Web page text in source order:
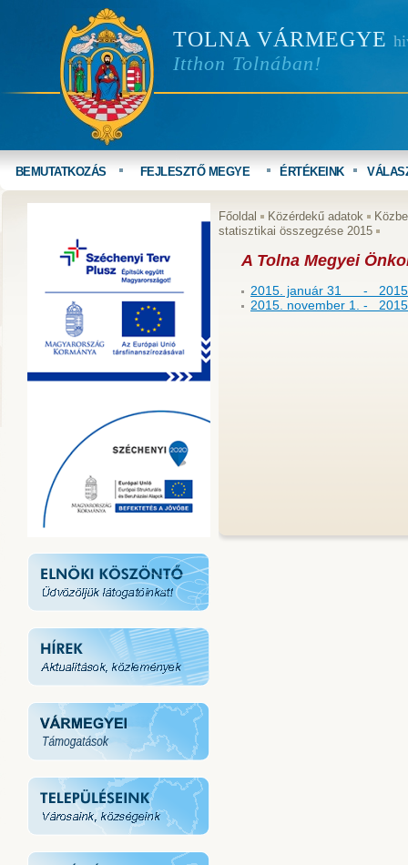
TOLNA VÁRMEGYE
Itthon Tolnában!
BEMUTATKOZÁS FEJLESZTŐ MEGYE ÉRTÉKEINK
Főoldal Közérdekű adatok
statisztikai összegzése 2015
A Tolna Megyei
2015. január 31 - 2015
2015. november 1. -